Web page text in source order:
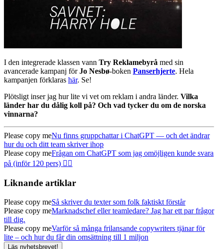
I den integrerade klassen vann Try Reklamebyrå med sin
avancerade kampanj förJo Nesbø-boken Panserhjerte. Hela
kampanjen förklaras här. Se!
Plötsligt inser jag hur lite vi vet om reklam i andra länder. Vilka
länder har du dålig koll på? Och vad tycker du om de norska
vinnarna?
Please copy meNu finns gruppchattar i ChatGPT — och det ändrar
hur du och ditt team skriver ihop
Please copy meFrågan om ChatGPT som jag omöjligen kunde svara
på (inför 120 pers) 🤦‍♂️
Liknande artiklar
Please copy meSå skriver du texter som folk faktiskt förstår
Please copy meMarknadschef eller teamledare? Jag har ett par frågor
till dig.
Please copy meVarför så många frilansande copywriters tjänar för
lite – och hur du får din omsättning till 1 miljon
Läs nyhetsbrevet!